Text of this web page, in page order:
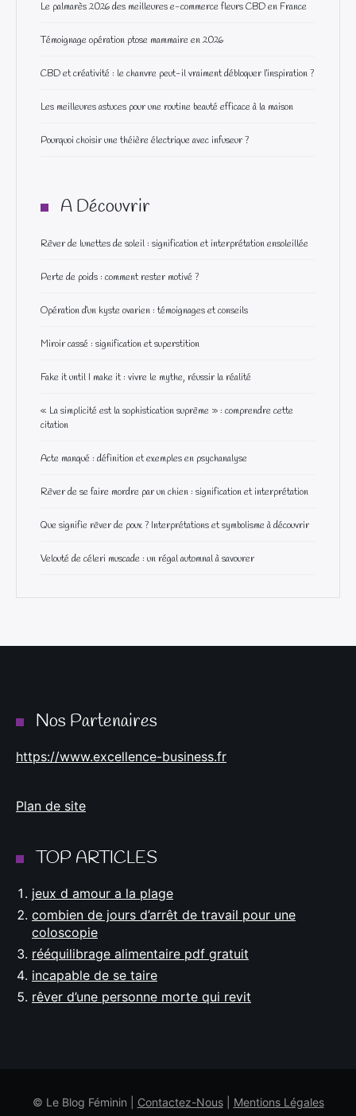
Le palmarès 2026 des meilleures e-commerce fleurs CBD en France
Témoignage opération ptose mammaire en 2026
CBD et créativité : le chanvre peut-il vraiment débloquer l’inspiration ?
Les meilleures astuces pour une routine beauté efficace à la maison
Pourquoi choisir une théière électrique avec infuseur ?
A Découvrir
Rêver de lunettes de soleil : signification et interprétation ensoleillée
Perte de poids : comment rester motivé ?
Opération d’un kyste ovarien : témoignages et conseils
Miroir cassé : signification et superstition
Fake it until I make it : vivre le mythe, réussir la réalité
« La simplicité est la sophistication suprême » : comprendre cette
citation
Acte manqué : définition et exemples en psychanalyse
Rêver de se faire mordre par un chien : signification et interprétation
Que signifie rêver de poux ? Interprétations et symbolisme à découvrir
Velouté de céleri muscade : un régal automnal à savourer
Nos Partenaires
https://www.excellence-business.fr
Plan de site
TOP ARTICLES
jeux d amour a la plage
combien de jours d’arrêt de travail pour une
coloscopie
rééquilibrage alimentaire pdf gratuit
incapable de se taire
rêver d’une personne morte qui revit
© Le Blog Féminin | Contactez-Nous| Mentions Légales